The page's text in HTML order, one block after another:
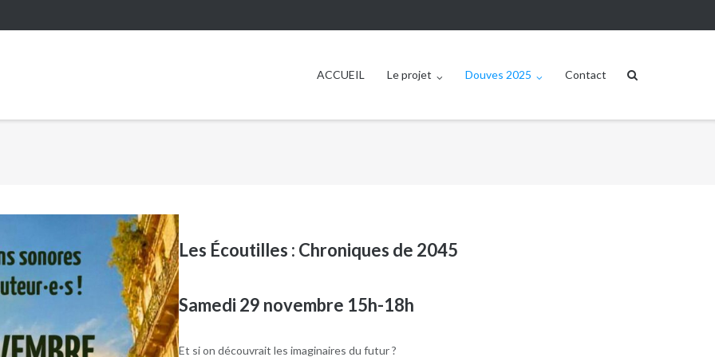
ACCUEIL Le projet Douves 2025 Contact
Les Écoutilles : Chroniques de 2045
Samedi 29 novembre 15h-18h
Et si on découvrait les imaginaires du futur ?